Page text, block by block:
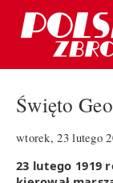
Święto
wtorek, 23 lutego
23 lutego 1919